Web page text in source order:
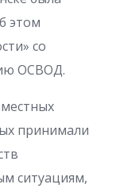
этом
со
ОСВОД.
принимали
ситуациям,